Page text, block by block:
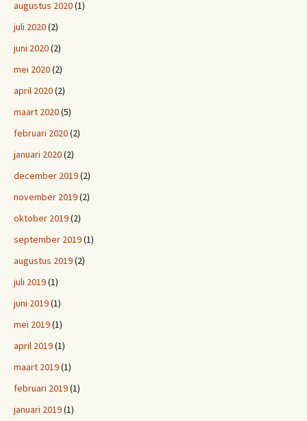
augustus 2020(1)
juli 2020(2)
juni 2020(2)
mei 2020(2)
april 2020(2)
maart 2020(5)
februari 2020(2)
januari 2020(2)
december 2019(2)
november 2019(2)
oktober 2019(2)
september 2019(1)
augustus 2019(2)
juli 2019(1)
juni 2019(1)
mei 2019(1)
april 2019(1)
maart 2019(1)
februari 2019(1)
januari 2019(1)